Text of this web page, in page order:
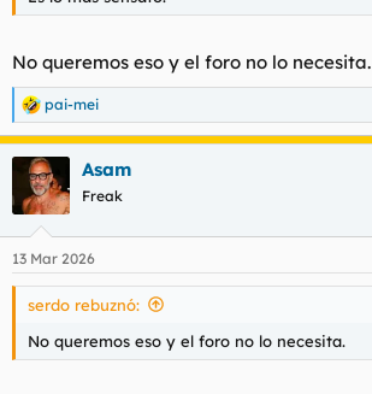
No queremos eso y el foro no lo necesita.
R
e
a
i
e
s
pai-mei
Asam
Freak
13 Mar 2026
serdo rebuznó:
No queremos eso y el foro no lo necesita.